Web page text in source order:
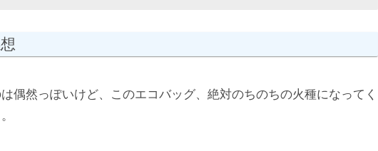
偶然っぽいけど、このエコバッグ、絶対のちのちの火種になってく